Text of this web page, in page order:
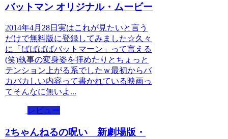
バットマン オリジナル・ムービー
2014年4月28日実はこれが見たいと言う
だけで無料版に登録してみました☆久々
に「ばばばばバットマーン」って言える
(笑)執事の変身姿を拝めたりとちょっと
テンション上がる系でしたｗ最初からバ
カバカしい内容って書かれている映画っ
てそんなに無いよ...
レビュー
2ちゃんねるの呪い 新劇場版・